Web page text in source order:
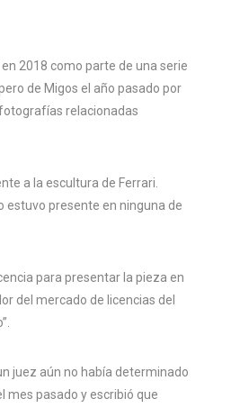
2018 como parte de una serie
de Migos el año pasado por
relacionadas
a la escultura de Ferrari.
estuvo presente en ninguna de
para presentar la pieza en
del mercado de licencias del
juez aún no había determinado
mes pasado y escribió que